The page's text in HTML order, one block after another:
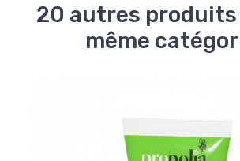
20 autres produits
même